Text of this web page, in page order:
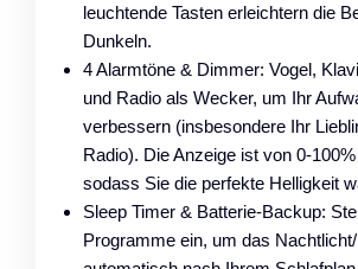
leuchtende Tasten erleichtern die
Dunkeln.
4 Alarmtöne & Dimmer: Vogel,
und Radio als Wecker, um Ihr
verbessern (insbesondere Ihr
Radio). Die Anzeige ist von 0-
sodass Sie die perfekte Helligkeit
Sleep Timer & Batterie-Backup:
Programme ein, um das